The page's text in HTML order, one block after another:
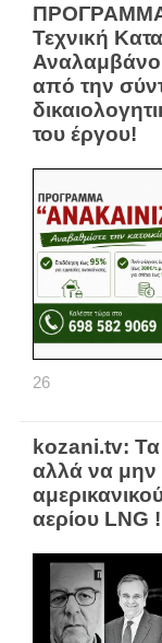
ΠΡΟΓΡΑΜΜΑ
Τεχνική
από την
του έργου!
26
kozani.tv: Τα
αλλά να μην
αερίου LNG